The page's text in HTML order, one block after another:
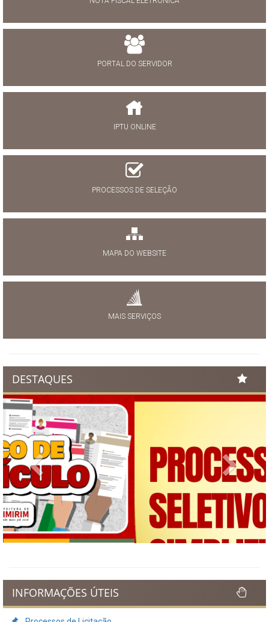
PORTAL DO SERVIDOR
IPTU ONLINE
PROCESSOS DE SELEÇÃO
MAPA DO WEBSITE
MAIS SERVIÇOS
DESTAQUES
Previous Next